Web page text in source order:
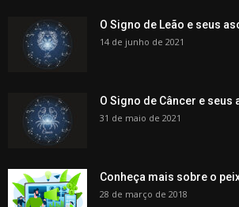
O Signo de Leão e seus
14 de junho de 2021
O Signo de Câncer e seus
31 de maio de 2021
Conheça mais sobre o
28 de março de 2018